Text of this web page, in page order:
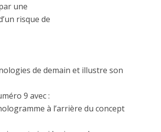
une
risque de
de demain et illustre son
9 avec :
à l’arrière du concept